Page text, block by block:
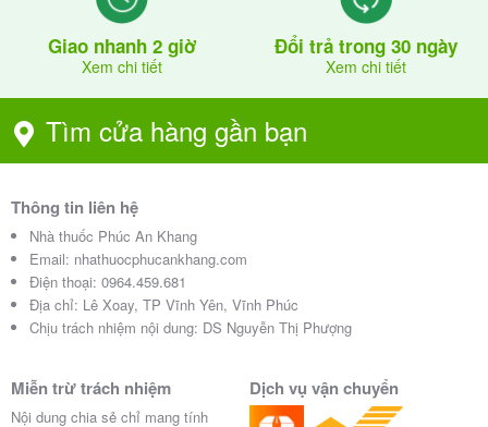
Giao nhanh 2 giờ
Xem chi tiết
Đổi trả trong 30 ngày
Xem chi tiết
Tìm cửa hàng gần bạn
Thông tin liên hệ
Nhà thuốc Phúc An Khang
Email: nhathuocphucankhang.com
Điện thoại: 0964.459.681
Địa chỉ: Lê Xoay, TP Vĩnh Yên, Vĩnh Phúc
Chịu trách nhiệm nội dung: DS Nguyễn Thị Phượng
Miễn trừ trách nhiệm
Nội dung chia sẻ chỉ mang tính
Dịch vụ vận chuyển